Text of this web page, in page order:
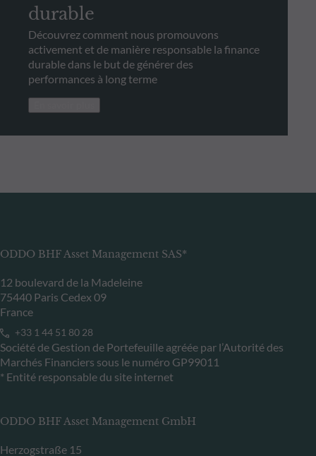
durable
Découvrez comment nous promouvons
activement et de manière responsable la finance
durable dans le but de générer des
performances à long terme
ODDO BHF Asset Management SAS*
12 boulevard de la Madeleine
75440 Paris Cedex 09
France
+33 1 44 51 80 28
Société de Gestion de Portefeuille agréée par l’Autorité des
Marchés Financiers sous le numéro GP99011
* Entité responsable du site internet
ODDO BHF Asset Management GmbH
Herzogstraße 15